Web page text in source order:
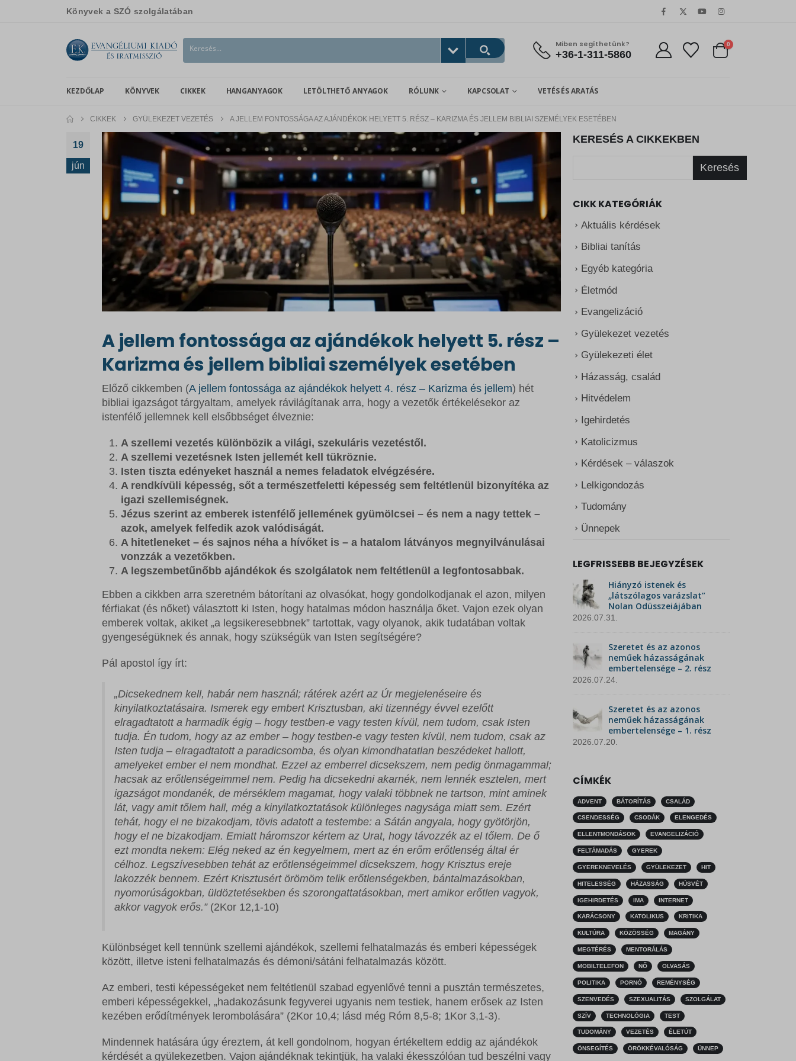
Könyvek a SZÓ szolgálatában
Miben segíthetünk?
+36-1-311-5860
0
KEZDŐLAP KÖNYVEK CIKKEK HANGANYAGOK LETÖLTHETŐ ANYAGOK RÓLUNK KAPCSOLAT VETÉS ÉS ARATÁS
CIKKEK GYÜLEKEZET VEZETÉS A JELLEM FONTOSSÁGA AZ AJÁNDÉKOK HELYETT 5. RÉSZ – KARIZMA ÉS JELLEM BIBLIAI SZEMÉLYEK ESETÉBEN
19
jún
A jellem fontossága az ajándékok helyett 5. rész –
Karizma és jellem bibliai személyek esetében
Előző cikkemben (A jellem fontossága az ajándékok helyett 4. rész – Karizma és jellem) hét
bibliai igazságot tárgyaltam, amelyek rávilágítanak arra, hogy a vezetők értékelésekor az
istenfélő jellemnek kell elsőbbséget élveznie:
A szellemi vezetés különbözik a világi, szekuláris vezetéstől.
A szellemi vezetésnek Isten jellemét kell tükröznie.
Isten tiszta edényeket használ a nemes feladatok elvégzésére.
A rendkívüli képesség, sőt a természetfeletti képesség sem feltétlenül bizonyítéka az
igazi szellemiségnek.
Jézus szerint az emberek istenfélő jellemének gyümölcsei – és nem a nagy tettek –
azok, amelyek felfedik azok valódiságát.
A hitetleneket – és sajnos néha a hívőket is – a hatalom látványos megnyilvánulásai
vonzzák a vezetőkben.
A legszembetűnőbb ajándékok és szolgálatok nem feltétlenül a legfontosabbak.
Ebben a cikkben arra szeretném bátorítani az olvasókat, hogy gondolkodjanak el azon, milyen
férfiakat (és nőket) választott ki Isten, hogy hatalmas módon használja őket. Vajon ezek olyan
emberek voltak, akiket „a legsikeresebbnek” tartottak, vagy olyanok, akik tudatában voltak
gyengeségüknek és annak, hogy szükségük van Isten segítségére?
Pál apostol így írt:
„Dicsekednem kell, habár nem használ; rátérek azért az Úr megjelenéseire és
kinyilatkoztatásaira. Ismerek egy embert Krisztusban, aki tizennégy évvel ezelőtt
elragadtatott a harmadik égig – hogy testben-e vagy testen kívül, nem tudom, csak Isten
tudja. Én tudom, hogy az az ember – hogy testben-e vagy testen kívül, nem tudom, csak az
Isten tudja – elragadtatott a paradicsomba, és olyan kimondhatatlan beszédeket hallott,
amelyeket ember el nem mondhat. Ezzel az emberrel dicsekszem, nem pedig önmagammal;
hacsak az erőtlenségeimmel nem. Pedig ha dicsekedni akarnék, nem lennék esztelen, mert
igazságot mondanék, de mérséklem magamat, hogy valaki többnek ne tartson, mint aminek
lát, vagy amit tőlem hall, még a kinyilatkoztatások különleges nagysága miatt sem. Ezért
tehát, hogy el ne bizakodjam, tövis adatott a testembe: a Sátán angyala, hogy gyötörjön,
hogy el ne bizakodjam. Emiatt háromszor kértem az Urat, hogy távozzék az el tőlem. De ő
ezt mondta nekem: Elég neked az én kegyelmem, mert az én erőm erőtlenség által ér
célhoz. Legszívesebben tehát az erőtlenségeimmel dicsekszem, hogy Krisztus ereje
lakozzék bennem. Ezért Krisztusért örömöm telik erőtlenségekben, bántalmazásokban,
nyomorúságokban, üldöztetésekben és szorongattatásokban, mert amikor erőtlen vagyok,
akkor vagyok erős.”(2Kor 12,1-10)
Különbséget kell tennünk szellemi ajándékok, szellemi felhatalmazás és emberi képességek
között, illetve isteni felhatalmazás és démoni/sátáni felhatalmazás között.
Az emberi, testi képességeket nem feltétlenül szabad egyenlővé tenni a pusztán természetes,
emberi képességekkel, „hadakozásunk fegyverei ugyanis nem testiek, hanem erősek az Isten
kezében erődítmények lerombolására” (2Kor 10,4; lásd még Róm 8,5-8; 1Kor 3,1-3).
Mindennek hatására úgy éreztem, át kell gondolnom, hogyan értékeltem eddig az ajándékok
kérdését a gyülekezetben. Vajon ajándéknak tekintjük, ha valaki ékesszólóan tud beszélni vagy
KERESÉS A CIKKEKBEN
Keresés
CIKK KATEGÓRIÁK
Aktuális kérdések
Bibliai tanítás
Egyéb kategória
Életmód
Evangelizáció
Gyülekezet vezetés
Gyülekezeti élet
Házasság, család
Hitvédelem
Igehirdetés
Katolicizmus
Kérdések – válaszok
Lelkigondozás
Tudomány
Ünnepek
LEGFRISSEBB BEJEGYZÉSEK
Hiányzó istenek és
„látszólagos varázslat”
Nolan Odüsszeiájában
2026.07.31.
Szeretet és az azonos
neműek házasságának
embertelensége – 2. rész
2026.07.24.
Szeretet és az azonos
neműek házasságának
embertelensége – 1. rész
2026.07.20.
CÍMKÉK
ADVENT BÁTORÍTÁS CSALÁD
CSENDESSÉG CSODÁK ELENGEDÉS
ELLENTMONDÁSOK EVANGELIZÁCIÓ
FELTÁMADÁS GYEREK
GYEREKNEVELÉS GYÜLEKEZET HIT
HITELESSÉG HÁZASSÁG HÚSVÉT
IGEHIRDETÉS IMA INTERNET
KARÁCSONY KATOLIKUS KRITIKA
KULTÚRA KÖZÖSSÉG MAGÁNY
MEGTÉRÉS MENTORÁLÁS
MOBILTELEFON NŐ OLVASÁS
POLITIKA PORNÓ REMÉNYSÉG
SZENVEDÉS SZEXUALITÁS SZOLGÁLAT
SZÍV TECHNOLÓGIA TEST
TUDOMÁNY VEZETÉS ÉLETÚT
ÖNSEGÍTÉS ÖRÖKKÉVALÓSÁG ÜNNEP